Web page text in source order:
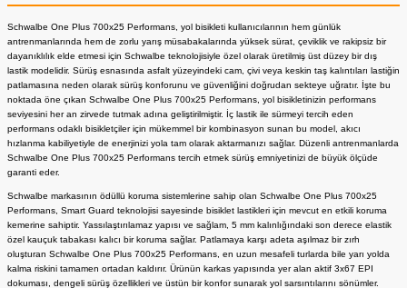
Schwalbe One Plus 700x25 Performans, yol bisikleti kullanıcılarının hem günlük
antrenmanlarında hem de zorlu yarış müsabakalarında yüksek sürat, çeviklik ve rakipsiz bir
dayanıklılık elde etmesi için Schwalbe teknolojisiyle özel olarak üretilmiş üst düzey bir dış
lastik modelidir. Sürüş esnasında asfalt yüzeyindeki cam, çivi veya keskin taş kalıntıları lastiğin
patlamasına neden olarak sürüş konforunu ve güvenliğini doğrudan sekteye uğratır. İşte bu
noktada öne çıkan Schwalbe One Plus 700x25 Performans, yol bisikletinizin performans
seviyesini her an zirvede tutmak adına geliştirilmiştir. İç lastik ile sürmeyi tercih eden
performans odaklı bisikletçiler için mükemmel bir kombinasyon sunan bu model, akıcı
hızlanma kabiliyetiyle de enerjinizi yola tam olarak aktarmanızı sağlar. Düzenli antrenmanlarda
Schwalbe One Plus 700x25 Performans tercih etmek sürüş emniyetinizi de büyük ölçüde
garanti eder.
Schwalbe markasının ödüllü koruma sistemlerine sahip olan Schwalbe One Plus 700x25
Performans, Smart Guard teknolojisi sayesinde bisiklet lastikleri için mevcut en etkili koruma
kemerine sahiptir. Yassılaştırılamaz yapısı ve sağlam, 5 mm kalınlığındaki son derece elastik
özel kauçuk tabakası kalıcı bir koruma sağlar. Patlamaya karşı adeta aşılmaz bir zırh
oluşturan Schwalbe One Plus 700x25 Performans, en uzun mesafeli turlarda bile yarı yolda
kalma riskini tamamen ortadan kaldırır. Ürünün karkas yapısında yer alan aktif 3x67 EPI
dokuması, dengeli sürüş özellikleri ve üstün bir konfor sunarak yol sarsıntılarını sönümler.